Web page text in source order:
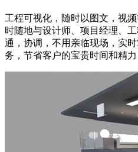
工程可视化，随时以图文，视
时随地与设计师、项目经理、
通，协调，不用亲临现场，实
务，节省客户的宝贵时间和精力